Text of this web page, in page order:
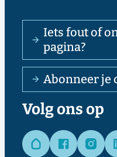
Iets fout of
pagina?
Abonneer je
Volg ons op
HoplrFacebook